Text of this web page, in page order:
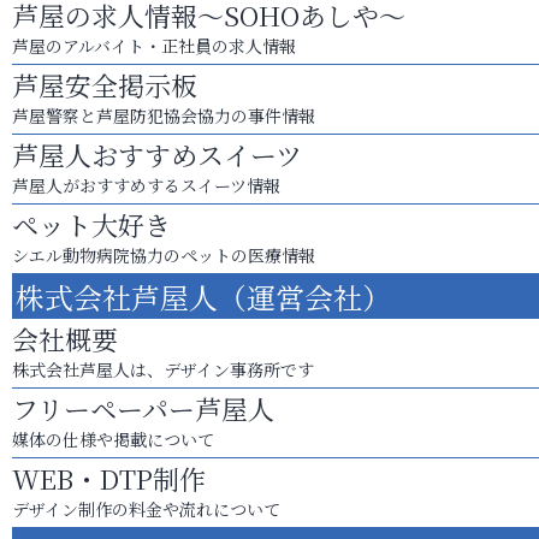
芦屋の求人情報～SOHOあしや～
芦屋のアルバイト・正社員の求人情報
芦屋安全掲示板
芦屋警察と芦屋防犯協会協力の事件情報
芦屋人おすすめスイーツ
芦屋人がおすすめするスイーツ情報
ペット大好き
シエル動物病院協力のペットの医療情報
株式会社芦屋人（運営会社）
会社概要
株式会社芦屋人は、デザイン事務所です
フリーペーパー芦屋人
媒体の仕様や掲載について
WEB・DTP制作
デザイン制作の料金や流れについて